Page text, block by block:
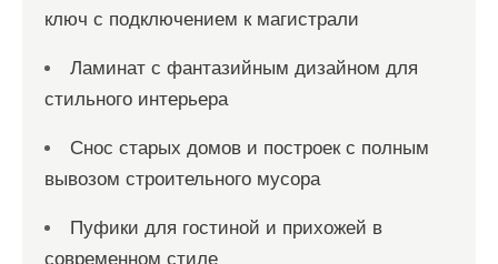
ключ с подключением к магистрали
Ламинат с фантазийным дизайном для
стильного интерьера
Снос старых домов и построек с полным
вывозом строительного мусора
Пуфики для гостиной и прихожей в
современном стиле